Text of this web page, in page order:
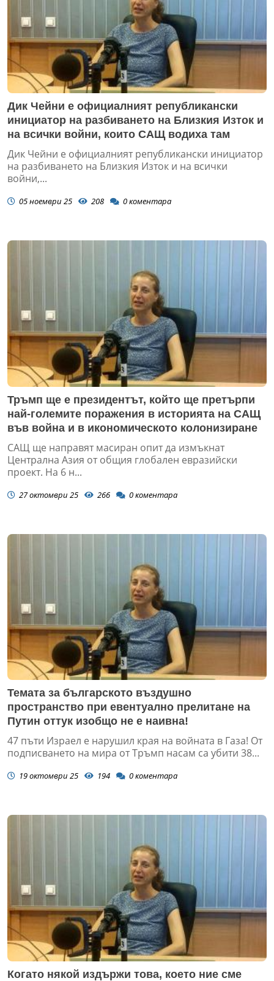
Дик Чейни е официалният републикански
инициатор на разбиването на Близкия Изток и
на всички войни, които САЩ водиха там
Дик Чейни е официалният републикански инициатор
на разбиването на Близкия Изток и на всички
войни,...
05 ноември 25 208 0коментара
Тръмп ще е президентът, който ще претърпи
най-големите поражения в историята на САЩ
във война и в икономическото колонизиране
САЩ ще направят масиран опит да измъкнат
Централна Азия от общия глобален евразийски
проект. На 6 н...
27 октомври 25 266 0коментара
Темата за българското въздушно
пространство при евентуално прелитане на
Путин оттук изобщо не е наивна!
47 пъти Израел е нарушил края на войната в Газа! От
подписването на мира от Тръмп насам са убити 38...
19 октомври 25 194 0коментара
Когато някой издържи това, което ние сме